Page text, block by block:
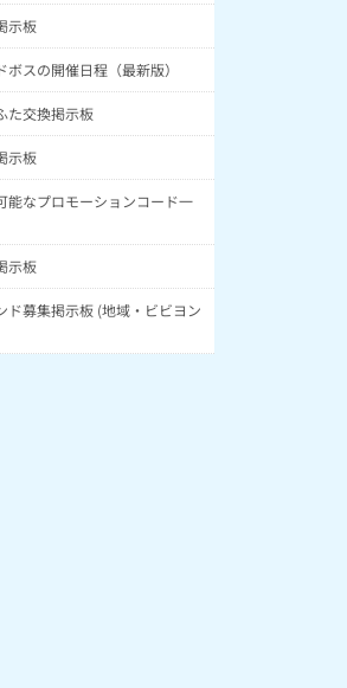
示板
ボスの開催日程（最新版）
た交換掲示板
示板
能なプロモーションコード一
示板
ド募集掲示板 (地域・ビビヨン